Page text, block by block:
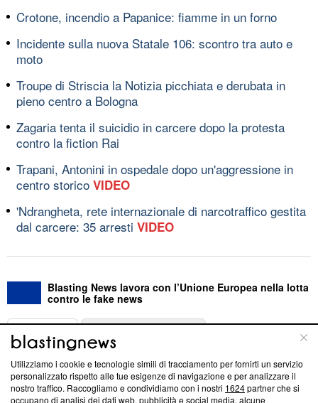
Crotone, incendio a Papanice: fiamme in un forno
Incidente sulla nuova Statale 106: scontro tra auto e
moto
Troupe di Striscia la Notizia picchiata e derubata in
pieno centro a Bologna
Zagaria tenta il suicidio in carcere dopo la protesta
contro la fiction Rai
Trapani, Antonini in ospedale dopo un'aggressione in
centro storico VIDEO
'Ndrangheta, rete internazionale di narcotraffico gestita
dal carcere: 35 arresti VIDEO
Blasting News lavora con l’Unione Europea nella lotta
contro le fake news
ABOUT
Questa sezione offre informazioni trasparenti su Blasting
News, sui nostri processi editoriali e su come ci impegniamo a
Utilizziamo i cookie e tecnologie simili di tracciamento per fornirti un servizio
personalizzato rispetto alle tue esigenze di navigazione e per analizzare il
nostro traffico. Raccogliamo e condividiamo con i nostri 1624partner che si
occupano di analisi dei dati web, pubblicità e social media, alcune